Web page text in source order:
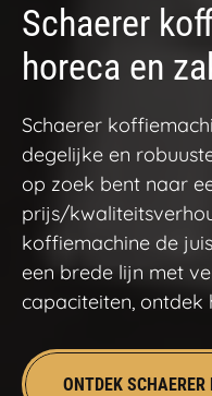
Schaerer
horeca en
Schaerer
degelijke en
op zoek bent naar
prijs/
koffiemachine de
een brede lijn met
capaciteiten, ontdek
ONTDEK